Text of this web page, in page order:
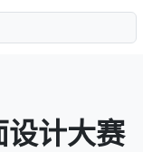
计大赛